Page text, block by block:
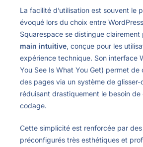
La facilité d’utilisation est souvent le
évoqué lors du choix entre
Squarespace se distingue clairement
main intuitive, conçue pour les
expérience technique. Son interface
You See Is What You Get) permet
des pages via un système de glisser-
réduisant drastiquement le besoin de
codage.
Cette simplicité est renforcée par
préconfigurés très esthétiques et